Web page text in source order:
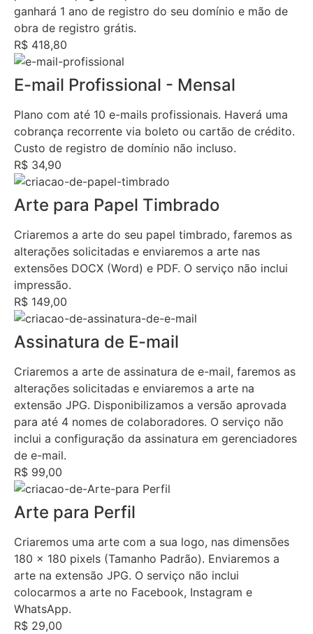
ganhará 1 ano de registro do seu domínio e mão de
obra de registro grátis.
R$ 418,80
E-mail Profissional - Mensal
Plano com até 10 e-mails profissionais. Haverá uma
cobrança recorrente via boleto ou cartão de crédito.
Custo de registro de domínio não incluso.
R$ 34,90
Arte para Papel Timbrado
Criaremos a arte do seu papel timbrado, faremos as
alterações solicitadas e enviaremos a arte nas
extensões DOCX (Word) e PDF. O serviço não inclui
impressão.
R$ 149,00
Assinatura de E-mail
Criaremos a arte de assinatura de e-mail, faremos as
alterações solicitadas e enviaremos a arte na
extensão JPG. Disponibilizamos a versão aprovada
para até 4 nomes de colaboradores. O serviço não
inclui a configuração da assinatura em gerenciadores
de e-mail.
R$ 99,00
Arte para Perfil
Criaremos uma arte com a sua logo, nas dimensões
180 x 180 pixels (Tamanho Padrão). Enviaremos a
arte na extensão JPG. O serviço não inclui
colocarmos a arte no Facebook, Instagram e
WhatsApp.
R$ 29,00